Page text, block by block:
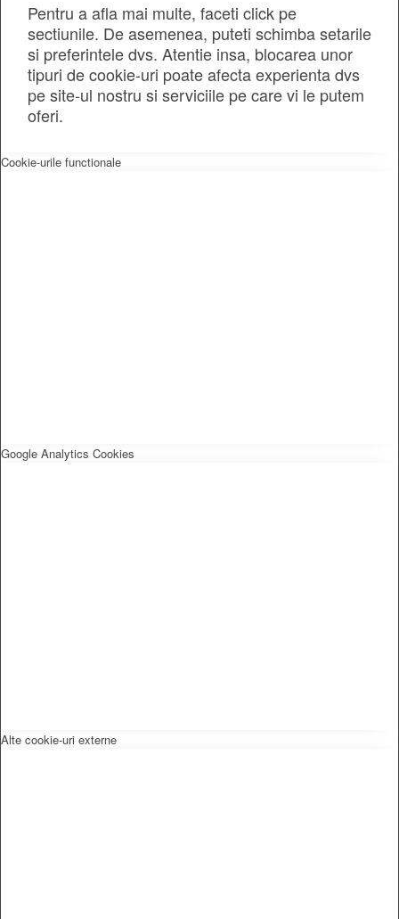
Pentru a afla mai multe, faceti click pe
sectiunile. De asemenea, puteti schimba setarile
si preferintele dvs. Atentie insa, blocarea unor
tipuri de cookie-uri poate afecta experienta dvs
pe site-ul nostru si serviciile pe care vi le putem
oferi.
Cookie-urile functionale
Google Analytics Cookies
Alte cookie-uri externe